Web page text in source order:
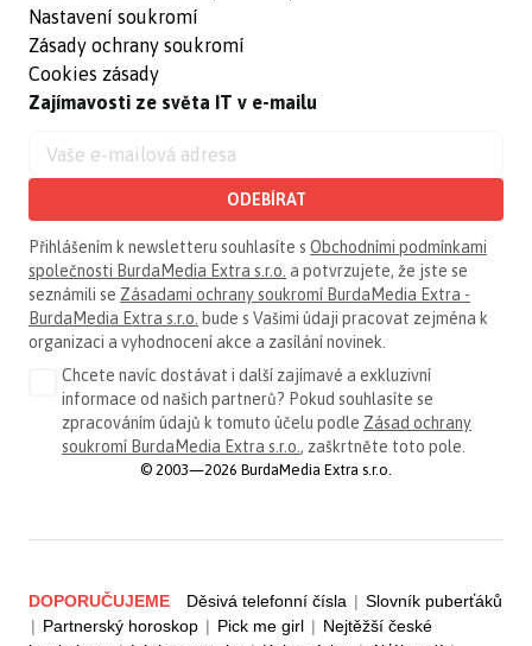
Nastavení soukromí
Zásady ochrany soukromí
Cookies zásady
Zajímavosti ze světa IT v e-mailu
ODEBÍRAT
Přihlášením k newsletteru souhlasíte s Obchodními podmínkami
společnosti BurdaMedia Extra s.r.o. a potvrzujete, že jste se
seznámili se Zásadami ochrany soukromí BurdaMedia Extra -
BurdaMedia Extra s.r.o. bude s Vašimi údaji pracovat zejména k
organizaci a vyhodnocení akce a zasílání novinek.
Chcete navíc dostávat i další zajímavé a exkluzivní
informace od našich partnerů? Pokud souhlasíte se
zpracováním údajů k tomuto účelu podle Zásad ochrany
soukromí BurdaMedia Extra s.r.o. , zaškrtněte toto pole.
© 2003—2026 BurdaMedia Extra s.r.o.
DOPORUČUJEME Děsivá telefonní čísla | Slovník puberťáků
| Partnerský horoskop | Pick me girl | Nejtěžší české